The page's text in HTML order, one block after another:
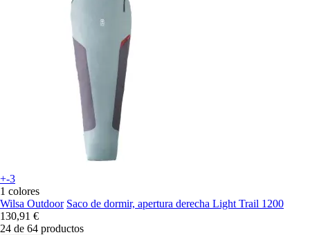
+-3
1 colores
Wilsa Outdoor Saco de dormir, apertura derecha Light Trail 1200
130,91 €
24 de 64 productos